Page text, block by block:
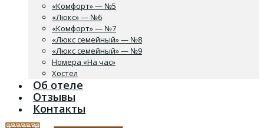
«Комфорт» — №5
«Люкс» — №6
«Комфорт» — №7
«Люкс семейный» — №8
«Люкс семейный» — №9
Номера «На час»
Хостел
Об отеле
Отзывы
Контакты